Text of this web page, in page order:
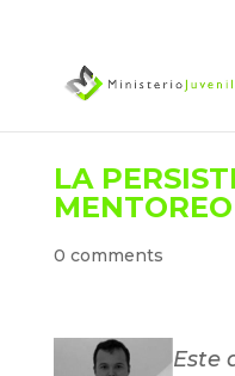
LA
MENTOREO
0 comments
Este